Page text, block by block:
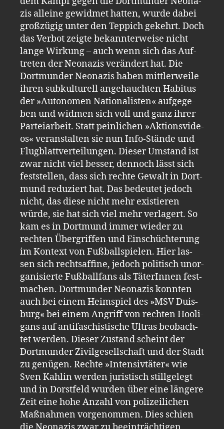
zis al­lei­ne ge­wid­met hat­ten, wurde dabei
groß­zü­gig unter den Tep­pich ge­kehrt. Doch
das Ver­bot zeig­te be­kann­ter­wei­se nicht
lange Wir­kung – auch wenn sich das Auf­
tre­ten der Neo­na­zis ver­än­dert hat. Die
Dort­mun­der Neo­na­zis haben mitt­ler­wei­le
ihren sub­kul­tu­rell an­ge­hauch­ten Ha­bi­tus
der »Au­to­no­men Na­tio­na­lis­ten« auf­ge­ge­
ben und wid­men sich voll und ganz ihrer
Par­tei­ar­beit. Statt pein­li­chen »Ak­ti­ons­vi­de­
os« ver­an­stal­ten sie nun Info-​Stän­de und
Flug­blatt­ver­tei­lun­gen. Die­ser Um­stand ist
zwar nicht viel bes­ser, den­noch lässt sich
fest­stel­len, dass sich rech­te Ge­walt in Dort­
mund re­du­ziert hat. Das be­deu­tet je­doch
nicht, das diese nicht mehr exis­tie­ren
würde, sie hat sich viel mehr ver­la­gert. So
kam es in Dort­mund immer wie­der zu
rech­ten Über­grif­fen und Ein­schüch­te­rung
im Kon­text von Fuß­ball­spie­len. Hier las­
sen sich rechts­af­fi­ne, je­doch po­li­tisch un­or­
ga­ni­sier­te Fuß­ball­fans als Tä­te­rIn­nen fest­
ma­chen. Dort­mun­der Neo­na­zis konn­ten
auch bei einem Heim­spiel des »MSV Du­is­
burg« bei einem An­griff von rech­ten Hoo­li­
gans auf an­ti­fa­schis­ti­sche Ul­tras be­ob­ach­
tet wer­den. Die­ser Zu­stand scheint der
Dort­mun­der Zi­vil­ge­sell­schaft und der Stadt
zu ge­nü­gen. Rech­te »In­ten­siv­tä­ter« wie
Sven Kah­lin wer­den ju­ris­tisch still­ge­legt
und in Dorst­feld wur­den über eine län­ge­re
Zeit eine hohe An­zahl von po­li­zei­li­chen
Maß­nah­men vor­ge­nom­men. Dies schien